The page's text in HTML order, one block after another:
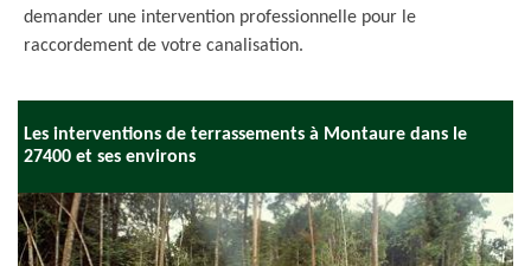
demander une intervention professionnelle pour le
raccordement de votre canalisation.
Les interventions de terrassements à Montaure dans le
27400 et ses environs